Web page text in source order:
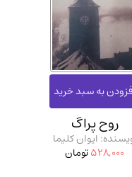
روح پراگ
ایوان کلیما
528,000تومان